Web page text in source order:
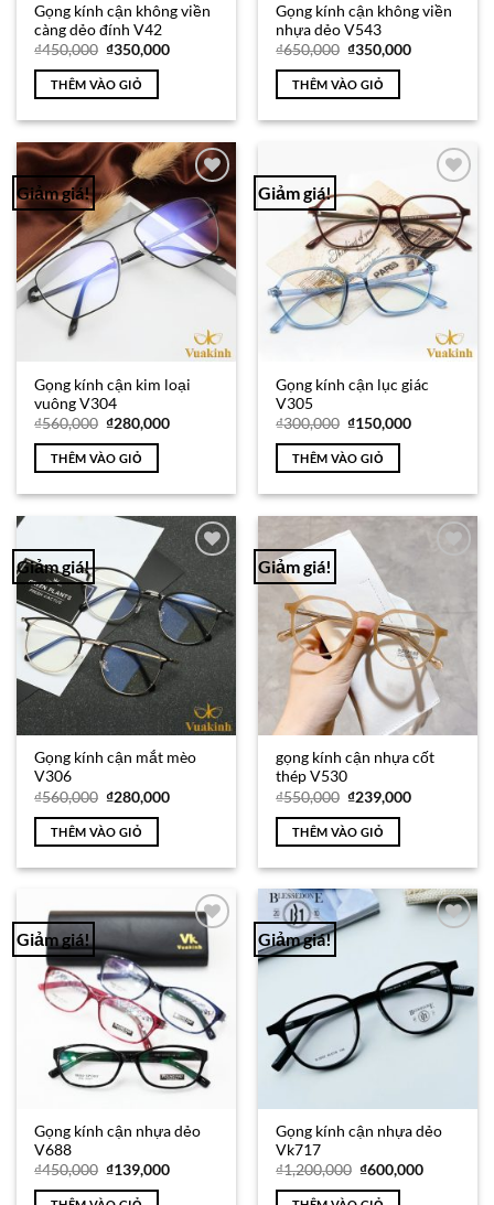
Gọng kính cận không viền
càng dẻo đính V42
₫450,000 Giá
là:
₫450,000.
₫350,000Giá
THÊM VÀO GIỎ
Gọng kính cận không viền
nhựa dẻo V543
₫650,000 Giá
là:
₫650,000.
₫350,000Giá
THÊM VÀO GIỎ
Giảm giá!
Add to
Wishlist
Gọng kính cận kim loại
vuông V304
₫560,000 Giá
là:
₫560,000.
₫280,000Giá
THÊM VÀO GIỎ
Giảm giá!
Add to
Wishlist
Gọng kính cận lục giác
V305
₫300,000 Giá
là:
₫300,000.
₫150,000Giá
THÊM VÀO GIỎ
Giảm giá!
Add to
Wishlist
Gọng kính cận mắt mèo
V306
₫560,000 Giá
là:
₫560,000.
₫280,000Giá
THÊM VÀO GIỎ
Giảm giá!
gọng kính cận nhựa cốt
thép V530
₫550,000 Giá
là:
₫550,000.
₫239,000Giá
THÊM VÀO GIỎ
Giảm giá!
Add to
Wishlist
Gọng kính cận nhựa dẻo
V688
₫450,000 Giá
là:
₫139,000Giá
Giảm giá!
Wishlist
Gọng kính cận nhựa dẻo
Vk717
₫1,200,000 Giá
là:
₫600,000Giá